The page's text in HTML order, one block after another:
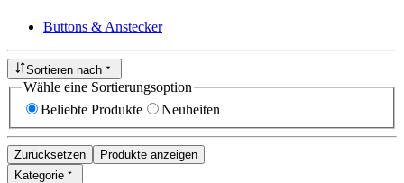
Buttons & Anstecker
Sortieren nach
Wähle eine Sortierungsoption
Beliebte Produkte
Neuheiten
Zurücksetzen
Produkte anzeigen
Kategorie